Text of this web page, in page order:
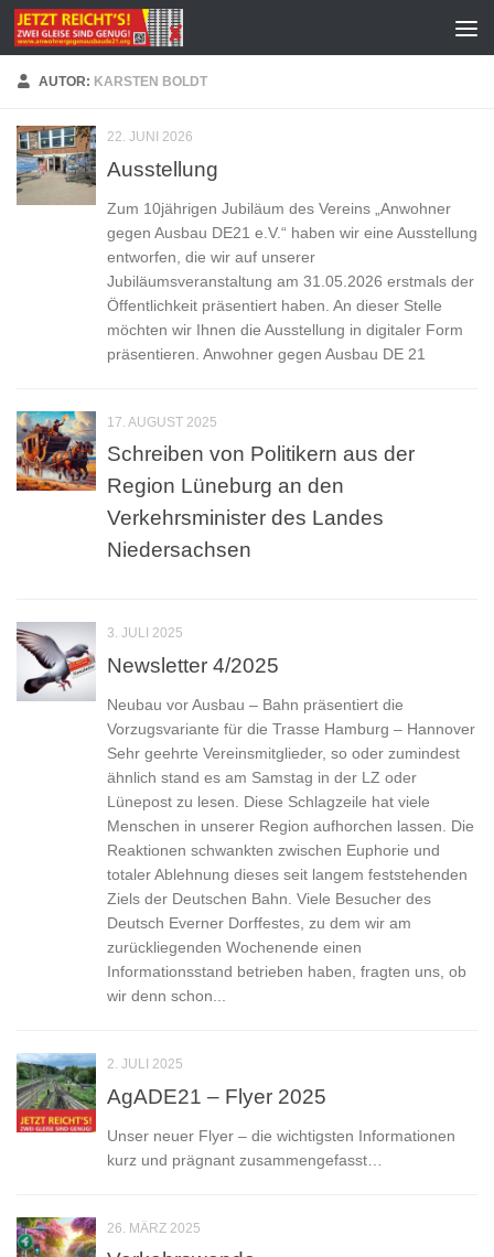
Zum Inhalt springen
AUTOR: KARSTEN BOLDT
22. JUNI 2026
Ausstellung
Zum 10jährigen Jubiläum des Vereins „Anwohner
gegen Ausbau DE21 e.V.“ haben wir eine Ausstellung
entworfen, die wir auf unserer
Jubiläumsveranstaltung am 31.05.2026 erstmals der
Öffentlichkeit präsentiert haben. An dieser Stelle
möchten wir Ihnen die Ausstellung in digitaler Form
präsentieren. Anwohner gegen Ausbau DE 21
17. AUGUST 2025
Schreiben von Politikern aus der
Region Lüneburg an den
Verkehrsminister des Landes
Niedersachsen
3. JULI 2025
Newsletter 4/2025
Neubau vor Ausbau – Bahn präsentiert die
Vorzugsvariante für die Trasse Hamburg – Hannover
Sehr geehrte Vereinsmitglieder, so oder zumindest
ähnlich stand es am Samstag in der LZ oder
Lünepost zu lesen. Diese Schlagzeile hat viele
Menschen in unserer Region aufhorchen lassen. Die
Reaktionen schwankten zwischen Euphorie und
totaler Ablehnung dieses seit langem feststehenden
Ziels der Deutschen Bahn. Viele Besucher des
Deutsch Everner Dorffestes, zu dem wir am
zurückliegenden Wochenende einen
Informationsstand betrieben haben, fragten uns, ob
wir denn schon...
2. JULI 2025
AgADE21 – Flyer 2025
Unser neuer Flyer – die wichtigsten Informationen
kurz und prägnant zusammengefasst…
26. MÄRZ 2025